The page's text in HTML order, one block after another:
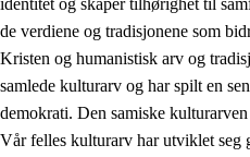
1. Opplæringens
1.1 Menneskeverdet
1.2 Identitet og kulturelt
1.3 Kritisk tenkning og etisk
identitet og skaper tilhørighet til
de verdiene og tradisjonene som
Kristen og humanistisk arv og
samlede kulturarv og har spilt en
demokrati. Den samiske
Vår felles kulturarv har utviklet seg